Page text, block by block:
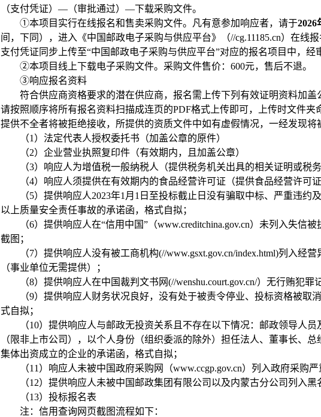
（支付凭证）—（审批通过）—下载采购文件。
①本项目实行在线报名和售卖采购文件。凡有意参加响应者，请于2026
间，下同），进入《中国邮政电子采购与供应平台》（//cg.11185.cn）在线
支付凭证同步上传至“中国邮政电子采购与供应平台”对应的报名项目中，经
②本项目线上下载电子采购文件。采购文件售价：600元，售后不退。
③响应报名资料
符合供应商资格要求的潜在供应商，报名需上传下列有效证明资料加盖
请按照顺序将所有报名资料扫描成连页的PDF格式上传即可，上传时文件
提供不全者将被拒绝接收，所提供的资质文件中如有虚假情况，一经发现将
（1）法定代表人授权委托书（加盖公章的原件）
（2）企业营业执照复印件（有效期内，且加盖公章）
（3）响应人为增值税一般纳税人（提供税务机关出具的相关证明或税
（4）响应人须提供在有效期内的食品经营许可证（提供食品经营许可证
（5）提供响应人2023年1月1日至投标截止日没有骗取中标、严重违
以上质量安全责任事故的承诺函，格式自拟；
（6）提供响应人在“信用中国”（www.creditchina.gov.cn）未列入失信
截图；
（7）提供响应人没有被工商机构(//www.gsxt.gov.cn/index.html)列入经
（事业单位无需提供）；
（8）提供响应人在中国裁判文书网(//wenshu.court.gov.cn/）无行贿犯罪
（9）提供响应人财务状况良好，没有处于被责令停业、投标资格被取
式自拟；
（10）提供响应人与邮政无投资关系且不存在以下情况：邮政领导人
（限非上市公司），以个人身份（组织委派的除外）担任法人、董事长、
集体出资成立的企业的承诺函，格式自拟；
（11）响应人未被中国政府采购网（www.ccgp.gov.cn）列入政府采购
（12）提供响应人未被中国邮政集团有限公司以及内蒙古分公司列入黑
（13）投标报名表
注：信用查询网页截图流程如下：